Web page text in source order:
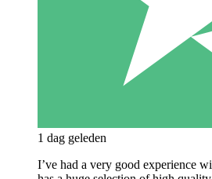
1 dag geleden
I’ve had a very good experience